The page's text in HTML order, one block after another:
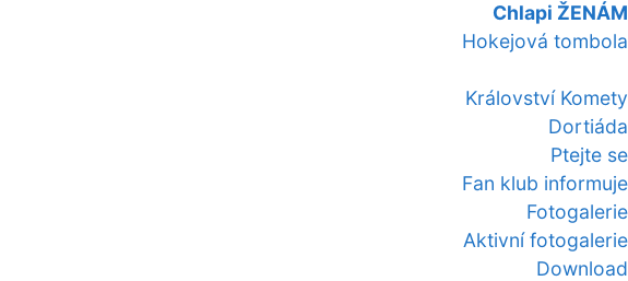
Chlapi ŽENÁM
Hokejová tombola
Království Komety
Dortiáda
Ptejte se
Fan klub informuje
Fotogalerie
Aktivní fotogalerie
Download